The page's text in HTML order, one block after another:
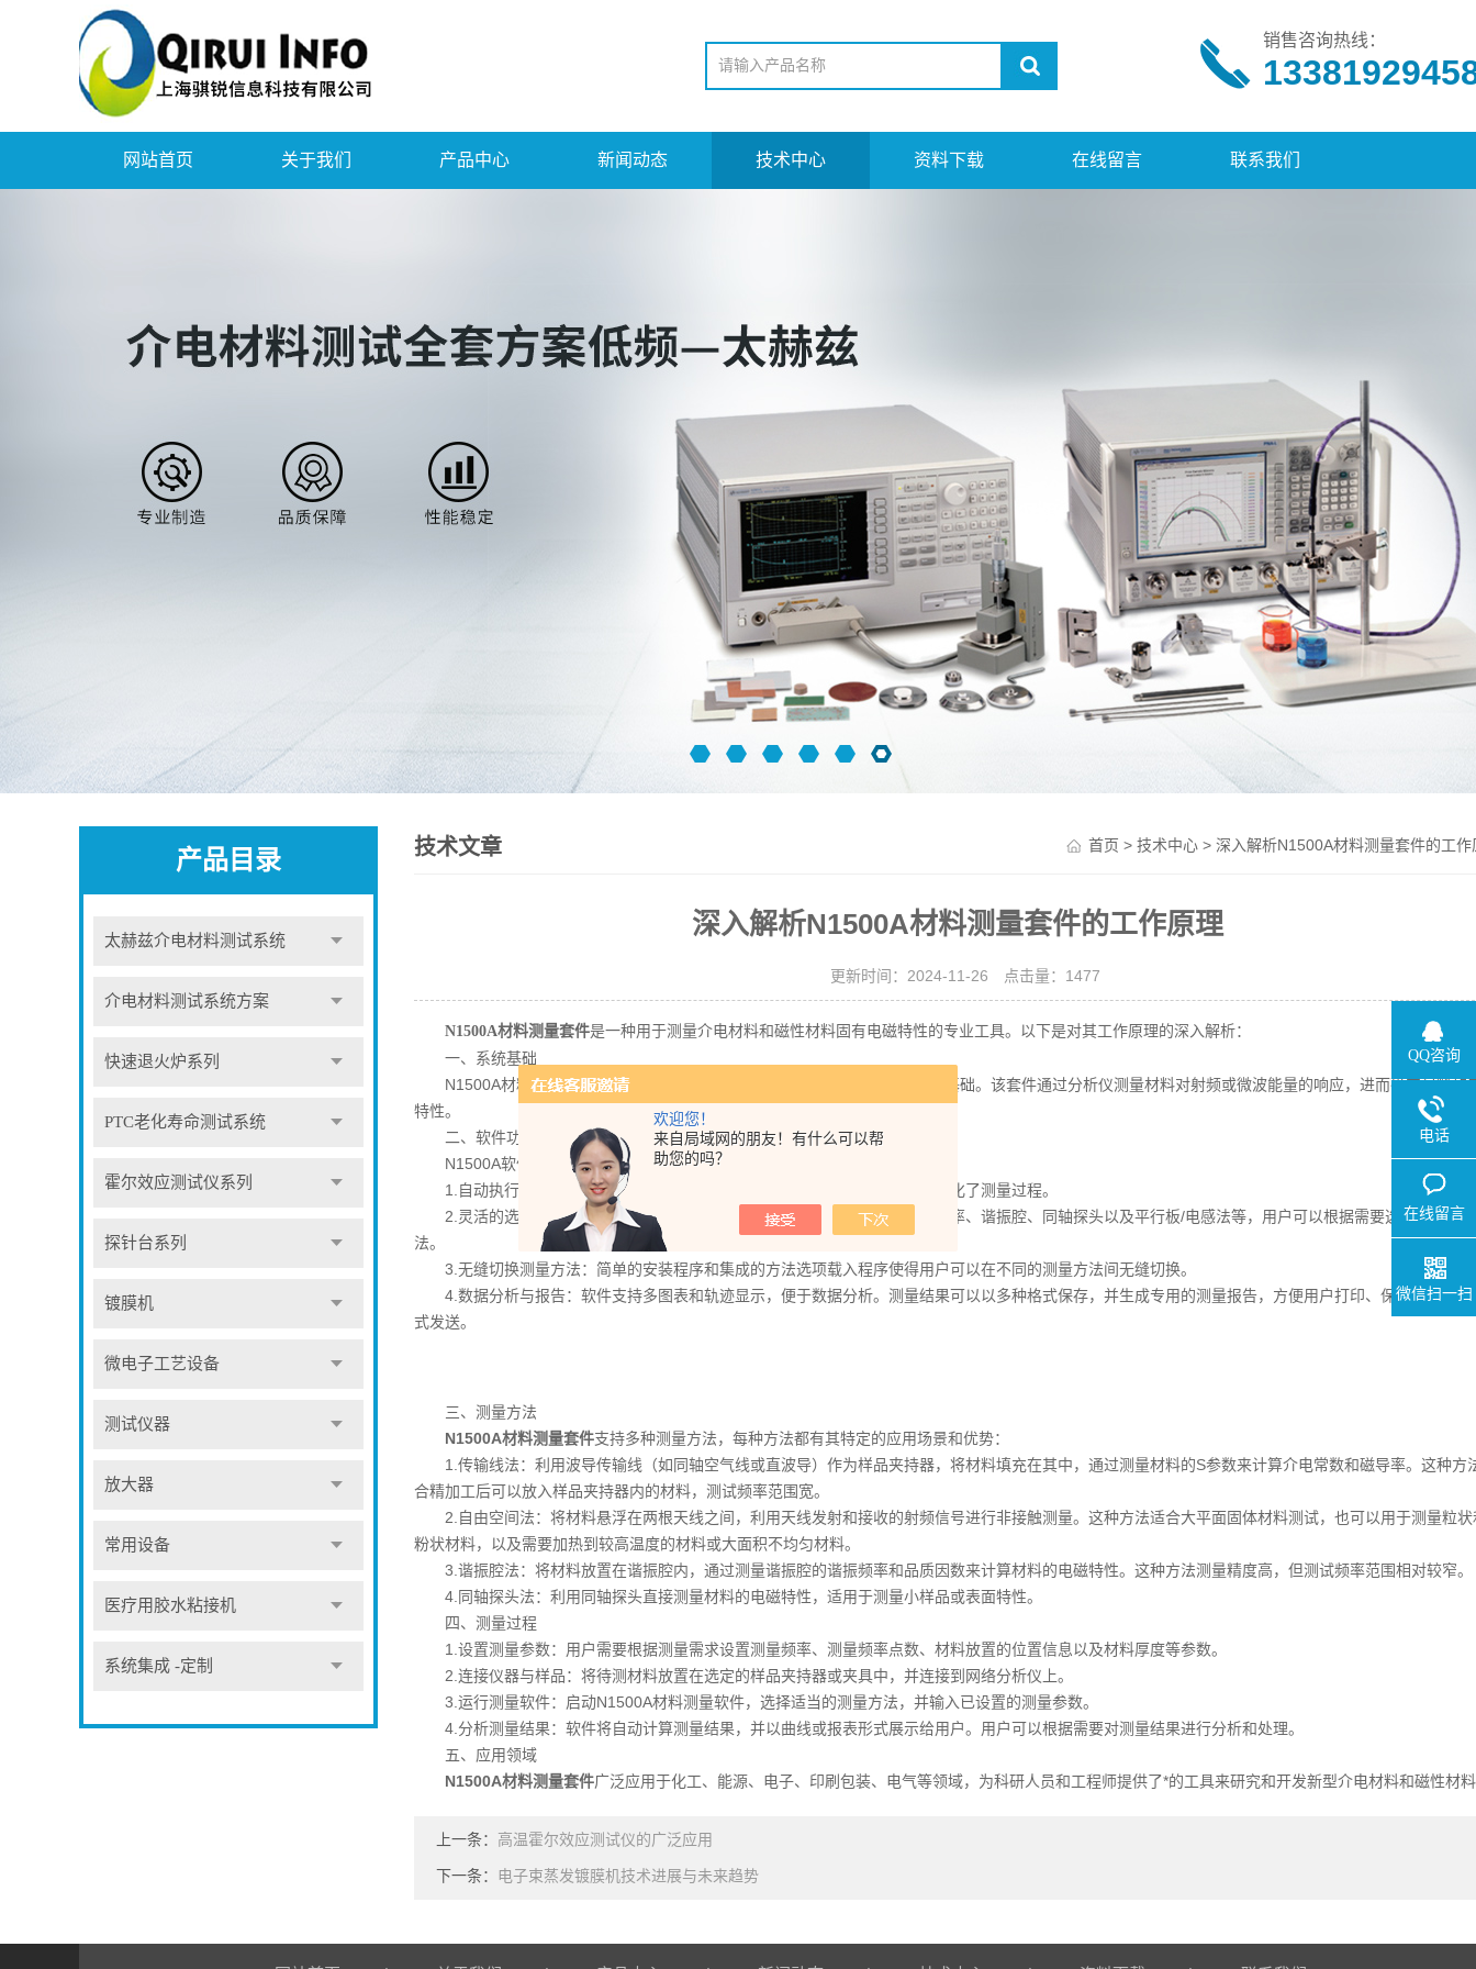
欢迎您！
来自局域网的朋友！有什么可以帮
助您的吗？
销售咨询热线：
网站首页 关于我们 产品中心 新闻动态 技术中心 资料下载 在线留言 联系我们
产品目录
太赫兹介电材料测试系统
介电材料测试系统方案
快速退火炉系列
PTC老化寿命测试系统
霍尔效应测试仪系列
探针台系列
镀膜机
微电子工艺设备
测试仪器
放大器
常用设备
医疗用胶水粘接机
系统集成 -定制
技术文章 首页 > 技术中心 > 深入解析N1500A材料测量套件的工作
深入解析N1500A材料测量套件的工作原理
更新时间：2024-11-26 点击量： 1477
N1500A材料测量套件是一种用于测量介电材料和磁性材料固有电磁特性的专业工具。以下是对其工作原理的深入解析：
一、系统基础
N1500A材料测量套件整个系统以Keysight（是德科技）通用网络分析仪为基础。该套件通过分析仪测量材料对射频或微波能量的响应，进而确定材料的
特性。
二、软件功能
N1500A软件是测量套件的核心部分，具有以下主要功能：
1.自动执行测量：软件能够自动执行复杂的介电常数和磁导率测量，大大简化了测量过程。
2.灵活的选件配置：提供了多种测量方法，如传输线和自由空间、拱形反射率、谐振腔、同轴探头以及平行板/电感法等，用户可以根据需要选择适合的方
法。
3.无缝切换测量方法：简单的安装程序和集成的方法选项载入程序使得用户可以在不同的测量方法间无缝切换。
4.数据分析与报告：软件支持多图表和轨迹显示，便于数据分析。测量结果可以以多种格式保存，并生成专用的测量报告，方便用户打印、保存或以电子
式发送。
三、测量方法
N1500A材料测量套件支持多种测量方法，每种方法都有其特定的应用场景和优势：
1.传输线法：利用波导传输线（如同轴空气线或直波导）作为样品夹持器，将材料填充在其中，通过测量材料的S参数来计算介电常数和磁导率。这种方
合精加工后可以放入样品夹持器内的材料，测试频率范围宽。
2.自由空间法：将材料悬浮在两根天线之间，利用天线发射和接收的射频信号进行非接触测量。这种方法适合大平面固体材料测试，也可以用于测量粒状
粉状材料，以及需要加热到较高温度的材料或大面积不均匀材料。
3.谐振腔法：将材料放置在谐振腔内，通过测量谐振腔的谐振频率和品质因数来计算材料的电磁特性。这种方法测量精度高，但测试频率范围相对较窄。
4.同轴探头法：利用同轴探头直接测量材料的电磁特性，适用于测量小样品或表面特性。
四、测量过程
1.设置测量参数：用户需要根据测量需求设置测量频率、测量频率点数、材料放置的位置信息以及材料厚度等参数。
2.连接仪器与样品：将待测材料放置在选定的样品夹持器或夹具中，并连接到网络分析仪上。
3.运行测量软件：启动N1500A材料测量软件，选择适当的测量方法，并输入已设置的测量参数。
4.分析测量结果：软件将自动计算测量结果，并以曲线或报表形式展示给用户。用户可以根据需要对测量结果进行分析和处理。
五、应用领域
N1500A材料测量套件广泛应用于化工、能源、电子、印刷包装、电气等领域，为科研人员和工程师提供了*的工具来研究和开发新型介电材料和磁性材
上一条： 高温霍尔效应测试仪的广泛应用
下一条： 电子束蒸发镀膜机技术进展与未来趋势
QQ咨询
电话
在线留言
微信扫一扫